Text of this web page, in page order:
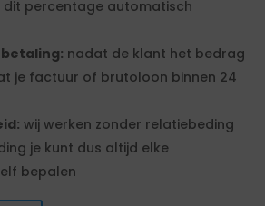
percentage automatisch
nadat de klant het bedrag
je factuur of brutoloon binnen 24
wij werken zonder relatiebeding
je kunt dus altijd elke
bepalen